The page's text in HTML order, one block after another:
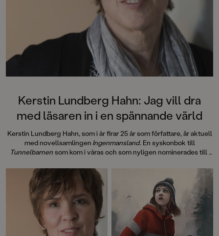
Kerstin Lundberg Hahn: Jag vill dra
med läsaren in i en spännande värld
Kerstin Lundberg Hahn, som i år firar 25 år som författare, är aktuell
med novellsamlingen Ingenmansland. En syskonbok till
Tunnelbarnen som kom i våras och som nyligen nominerades till